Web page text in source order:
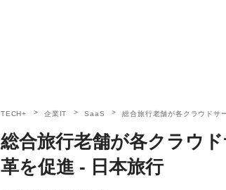
TECH+ 企業IT SaaS 総合旅行老舗が各クラウドサ
総合旅行老舗が各クラウ
革を促進 - 日本旅行